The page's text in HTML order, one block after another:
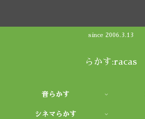
since 2006.3.13
らかす:racas
音らかす
シネマらかす